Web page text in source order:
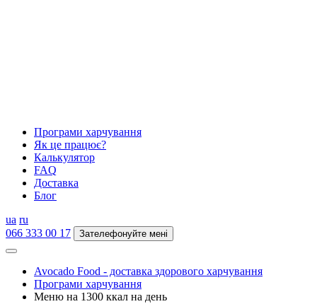
Програми харчування
Як це працює?
Калькулятор
FAQ
Доставка
Блог
ua ru
066 333 00 17
Зателефонуйте мені
Avocado Food - доставка здорового харчування
Програми харчування
Меню на 1300 ккал на день